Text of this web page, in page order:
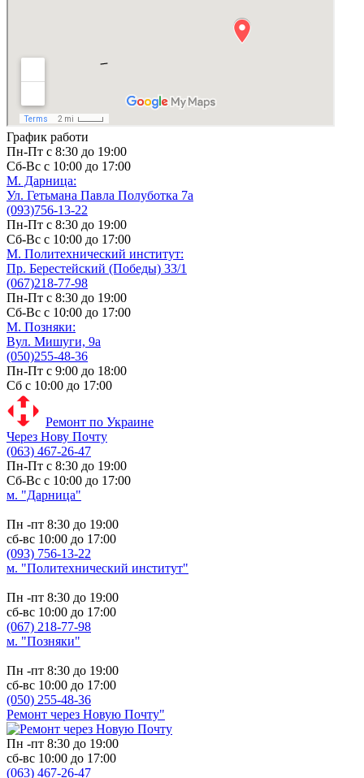
График работи
Пн-Пт с 8:30 до 19:00
Сб-Вс с 10:00 до 17:00
М. Дарницa:
Ул. Гетьмана Павла Полуботка 7а
(093)756-13-22
Пн-Пт с 8:30 до 19:00
Сб-Вс с 10:00 до 17:00
М. Политехнический институт:
Пр. Берестейский (Победы) 33/1
(067)218-77-98
Пн-Пт с 8:30 до 19:00
Сб-Вс с 10:00 до 17:00
М. Позняки:
Вул. Мишуги, 9а
(050)255-48-36
Пн-Пт с 9:00 до 18:00
Сб с 10:00 до 17:00
Ремонт по Украине
Через Нову Почту
(063) 467-26-47
Пн-Пт с 8:30 до 19:00
Сб-Вс с 10:00 до 17:00
м. "Дарница"
Пн -пт 8:30 до 19:00
сб-вс 10:00 до 17:00
(093) 756-13-22
м. "Политехнический институт"
Пн -пт 8:30 до 19:00
сб-вс 10:00 до 17:00
(067) 218-77-98
м. "Позняки"
Пн -пт 8:30 до 19:00
сб-вс 10:00 до 17:00
(050) 255-48-36
Ремонт через Новую Почту"
Пн -пт 8:30 до 19:00
сб-вс 10:00 до 17:00
(063) 467-26-47